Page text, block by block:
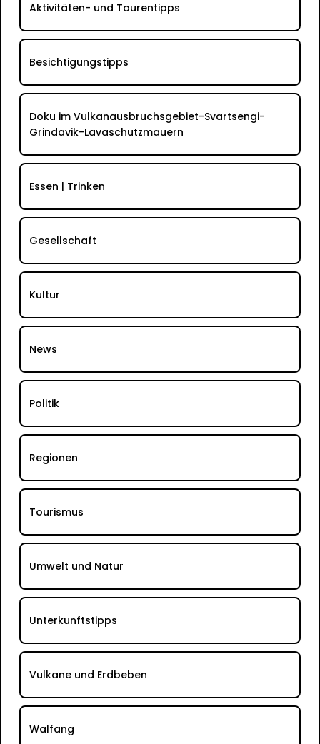
Aktivitäten- und Tourentipps
Besichtigungstipps
Doku im Vulkanausbruchsgebiet-Svartsengi-
Grindavik-Lavaschutzmauern
Essen | Trinken
Gesellschaft
Kultur
News
Politik
Regionen
Tourismus
Umwelt und Natur
Unterkunftstipps
Vulkane und Erdbeben
Walfang